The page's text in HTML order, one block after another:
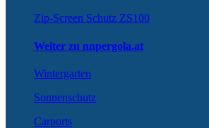
Zip-Screen Schutz ZS100
Weiter zu nnpergola.at
Wintergarten
Sonnenschutz
Carports